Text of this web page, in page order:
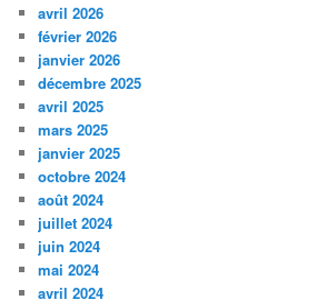
avril 2026
février 2026
janvier 2026
décembre 2025
avril 2025
mars 2025
janvier 2025
octobre 2024
août 2024
juillet 2024
juin 2024
mai 2024
avril 2024